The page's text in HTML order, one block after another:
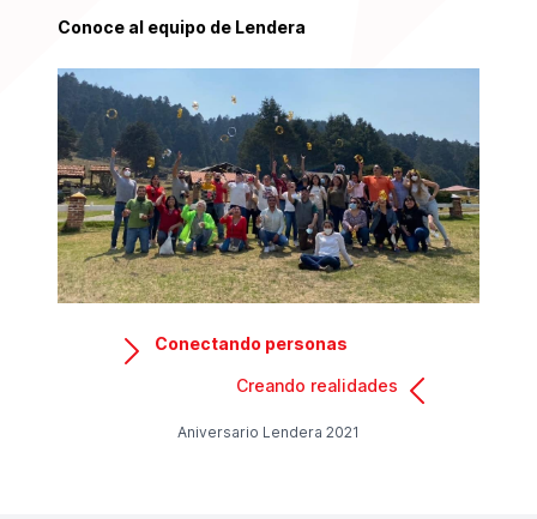
Conoce al equipo de Lendera
Conectando personas
Creando realidades
Aniversario Lendera 2021